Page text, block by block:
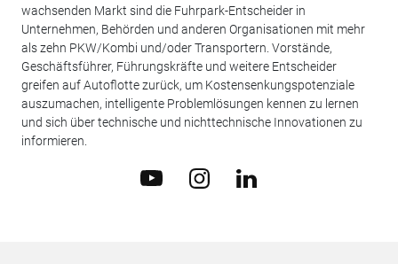
wachsenden Markt sind die Fuhrpark-Entscheider in
Unternehmen, Behörden und anderen Organisationen mit mehr
als zehn PKW/Kombi und/oder Transportern. Vorstände,
Geschäftsführer, Führungskräfte und weitere Entscheider
greifen auf Autoflotte zurück, um Kostensenkungspotenziale
auszumachen, intelligente Problemlösungen kennen zu lernen
und sich über technische und nichttechnische Innovationen zu
informieren.